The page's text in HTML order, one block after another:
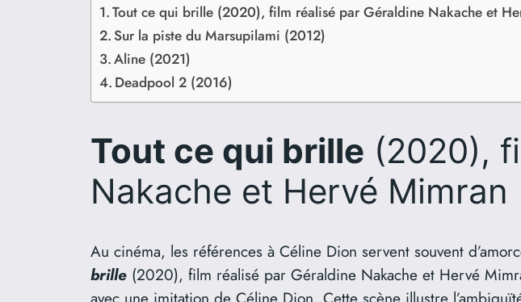
Tout ce qui brille (2020), film réalisé par Géraldine Nakache et
Sur la piste du Marsupilami (2012)
Aline (2021)
Deadpool 2 (2016)
Tout ce qui brille (2020),
Nakache et Hervé Mimran
Au cinéma, les références à Céline Dion servent souvent
brille (2020), film réalisé par Géraldine Nakache et Hervé